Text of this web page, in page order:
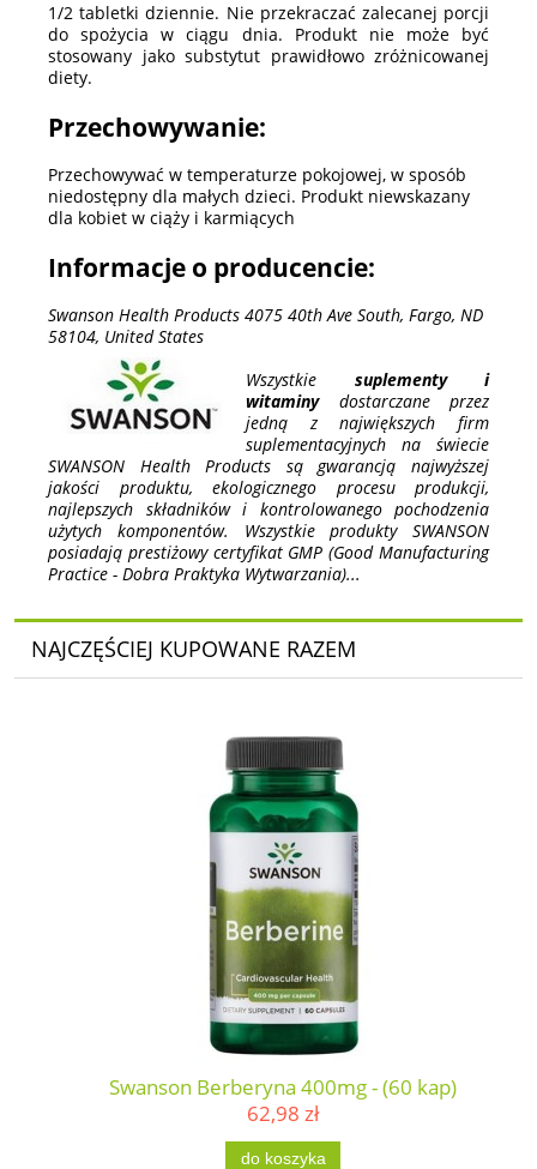
1/2 tabletki dziennie. Nie przekraczać zalecanej porcji
do spożycia w ciągu dnia. Produkt nie może być
stosowany jako substytut prawidłowo zróżnicowanej
diety.
Przechowywanie:
Przechowywać w temperaturze pokojowej, w sposób
niedostępny dla małych dzieci. Produkt niewskazany
dla kobiet w ciąży i karmiących
Informacje o producencie:
Swanson Health Products 4075 40th Ave South, Fargo, ND
58104, United States
Wszystkie suplementy i
witaminydostarczane przez
jedną z największych firm
suplementacyjnych na świecie
SWANSON Health Products są gwarancją najwyższej
jakości produktu, ekologicznego procesu produkcji,
najlepszych składników i kontrolowanego pochodzenia
użytych komponentów. Wszystkie produkty SWANSON
posiadają prestiżowy certyfikat GMP (Good Manufacturing
Practice - Dobra Praktyka Wytwarzania)...
NAJCZĘŚCIEJ KUPOWANE RAZEM
Swanson Berberyna 400mg - (60 kap)
62,98 zł
do koszyka